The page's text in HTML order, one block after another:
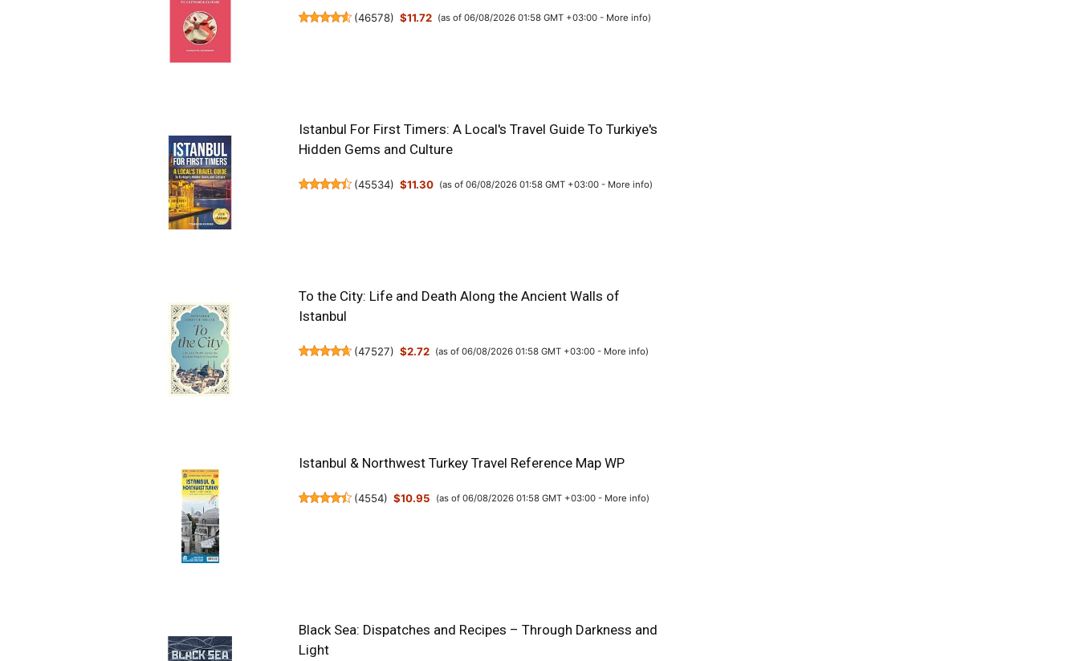
(46578) $11.72 (as of 06/08/2026 01:58 GMT +03:00 - More info)
Istanbul For First Timers: A Local's Travel Guide To Turkiye's
Hidden Gems and Culture
(45534) $11.30 (as of 06/08/2026 01:58 GMT +03:00 - More info)
To the City: Life and Death Along the Ancient Walls of
Istanbul
(47527) $2.72 (as of 06/08/2026 01:58 GMT +03:00 - More info)
Istanbul & Northwest Turkey Travel Reference Map WP
(4554) $10.95 (as of 06/08/2026 01:58 GMT +03:00 - More info)
Black Sea: Dispatches and Recipes – Through Darkness and
Light